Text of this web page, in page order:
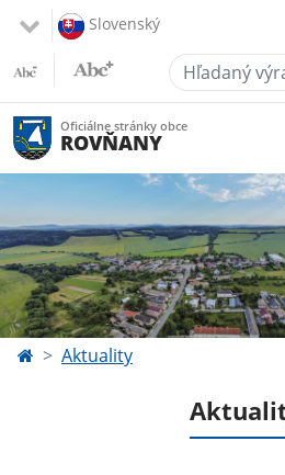
Slovenský
Hľadaný
Oficiálne stránky obce
ROVŇANY
Aktuality